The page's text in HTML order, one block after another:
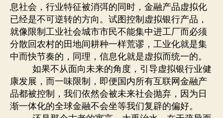
息社会，行业特征被消弭的同时，金融产品虚拟化
已经是不可逆转的方向。试图控制虚拟银行产品，
就像限制工业社会城市市民不能集中进工厂而必须
分散回农村的田地间耕种一样荒谬，工业化就是集
中而快节奏的，同理，信息化就是虚拟而统一的。
如果不从面向未来的角度，引导虚拟银行业健
康发展，而一味限制，即便国内所有互联网金融产
品都被控制，我们依然会被未来社会抛弃，因为日
渐一体化的全球金融不会坐等我们复辟的偏好。